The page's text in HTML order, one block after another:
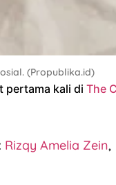
(Propublika.id)
pertama kali di The
Rizqy Amelia Zein,